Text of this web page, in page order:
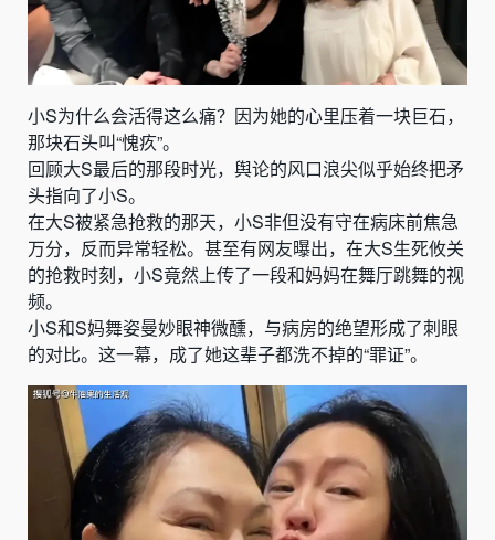
小S为什么会活得这么痛？因为她的心里压着一块巨石，
那块石头叫“愧疚”。
回顾大S最后的那段时光，舆论的风口浪尖似乎始终把矛
头指向了小S。
在大S被紧急抢救的那天，小S非但没有守在病床前焦急
万分，反而异常轻松。甚至有网友曝出，在大S生死攸关
的抢救时刻，小S竟然上传了一段和妈妈在舞厅跳舞的视
频。
小S和S妈舞姿曼妙眼神微醺，与病房的绝望形成了刺眼
的对比。这一幕，成了她这辈子都洗不掉的“罪证”。